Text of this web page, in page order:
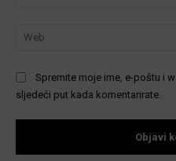
Spremite moje ime, e-poštu i
sljedeći put kada komentarirate.